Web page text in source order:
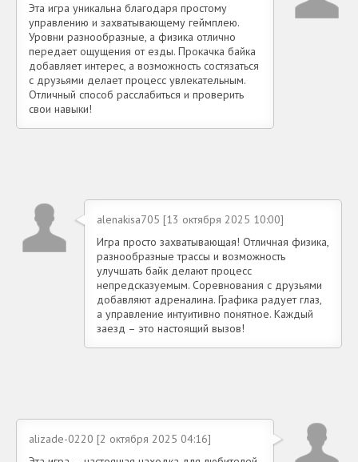
Эта игра уникальна благодаря простому
управлению и захватывающему геймплею.
Уровни разнообразные, а физика отлично
передает ощущения от езды. Прокачка байка
добавляет интерес, а возможность состязаться
с друзьями делает процесс увлекательным.
Отличный способ расслабиться и проверить
свои навыки!
alenakisa705 [13 октября 2025 10:00]
Игра просто захватывающая! Отличная физика,
разнообразные трассы и возможность
улучшать байк делают процесс
непредсказуемым. Соревнования с друзьями
добавляют адреналина. Графика радует глаз,
а управление интуитивно понятное. Каждый
заезд – это настоящий вызов!
alizade-0220 [2 октября 2025 04:16]